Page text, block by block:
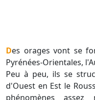
Des orages vont se former autour de 16/18h sur les
Pyrénées-Orientales,
Peu à peu, ils se
d'Ouest en Est le
phénomènes